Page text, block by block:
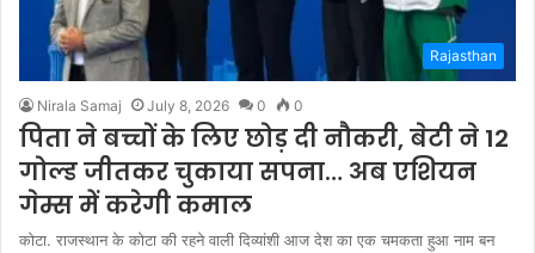
Rajasthan
Nirala Samaj July 8, 2026 0 0
पिता ने बच्चों के लिए छोड़ दी नौकरी, बेटी ने 12
गोल्ड जीतकर चुकाया सपना… अब एशियन
गेम्स में करेगी कमाल
कोटा. राजस्थान के कोटा की रहने वाली दिव्यांशी आज देश का एक चमकता हुआ नाम बन